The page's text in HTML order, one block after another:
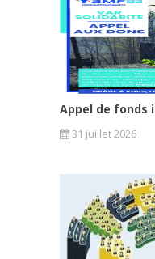
Appel de fonds
31 juillet 2026